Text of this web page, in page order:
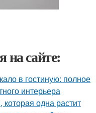
на сайте:
в гостиную: полное
интерьера
одна растит